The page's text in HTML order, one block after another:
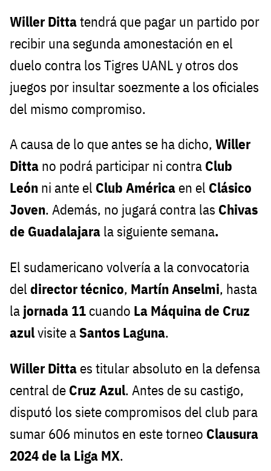
Willer Dittatendrá que pagar un partido por
recibir una segunda amonestación en el
duelo contra los Tigres UANL y otros dos
juegos por insultar soezmente a los oficiales
del mismo compromiso.
A causa de lo que antes se ha dicho, Willer
Ditta no podrá participar ni contra Club
León ni ante el Club América en el Clásico
Joven. Además, no jugará contra las Chivas
de Guadalajara la siguiente semana.
El sudamericano volvería a la convocatoria
del director técnico, Martín Anselmi, hasta
la jornada 11 cuando La Máquina de Cruz
azulvisite aSantos Laguna.
Willer Ditta es titular absoluto en la defensa
central de Cruz Azul. Antes de su castigo,
disputó los siete compromisos del club para
sumar 606 minutos en este torneo Clausura
2024 de la Liga MX.